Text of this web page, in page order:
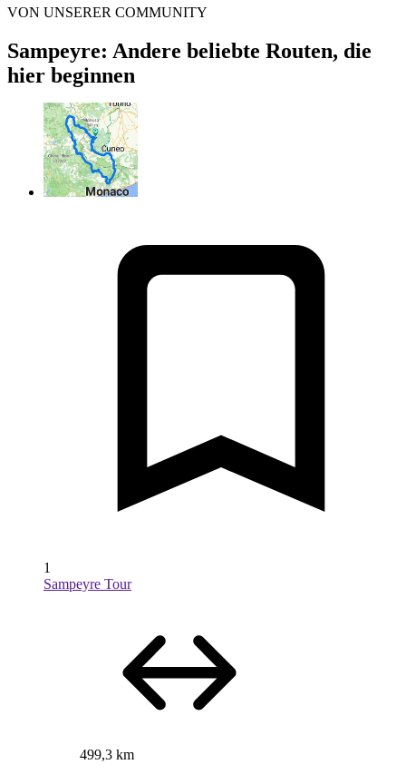
VON UNSERER COMMUNITY
Sampeyre: Andere beliebte Routen, die
hier beginnen
1
Sampeyre Tour
499,3 km